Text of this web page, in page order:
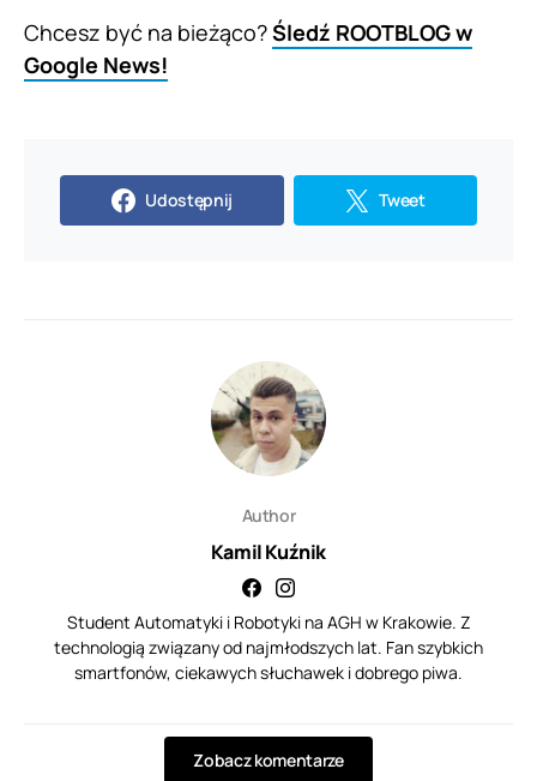
Chcesz być na bieżąco?Śledź ROOTBLOG w
Google News!
Udostępnij Tweet
Author
Kamil Kuźnik
Student Automatyki i Robotyki na AGH w Krakowie. Z
technologią związany od najmłodszych lat. Fan szybkich
smartfonów, ciekawych słuchawek i dobrego piwa.
Zobacz komentarze